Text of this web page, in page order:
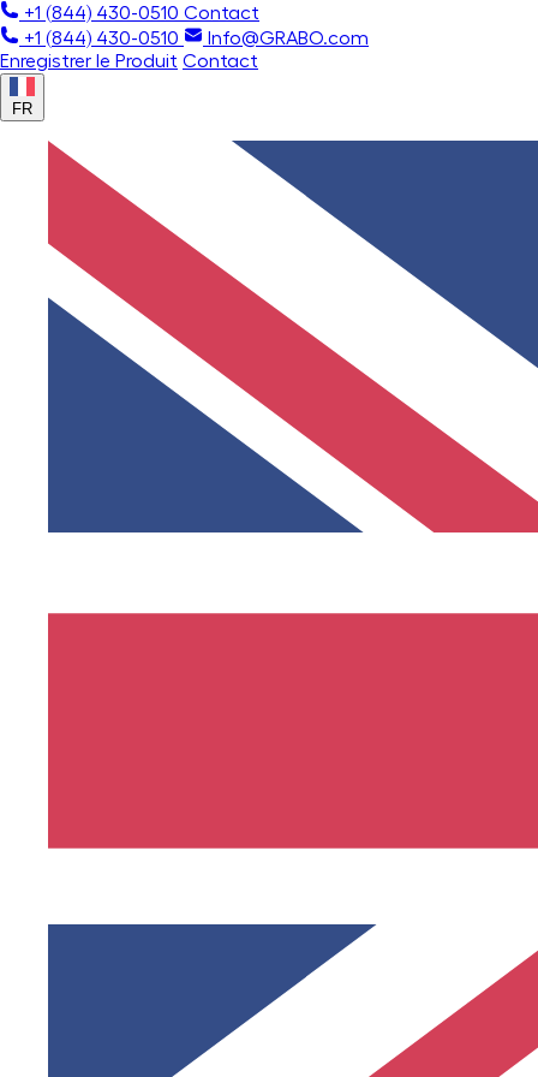
+1 (844) 430-0510 Contact
+1 (844) 430-0510
Info@GRABO.com
Enregistrer le Produit Contact
FR